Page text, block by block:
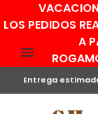
LOS PEDIDOS
A
Entrega